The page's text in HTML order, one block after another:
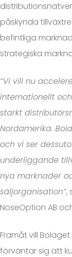
påskynda
befintliga
strategiska
“Vi vill nu
internationellt
starkt
Nordamerika.
och vi ser
underliggande
nya marknader
säljorganisation”,
NoseOption AB
Framåt vill
förväntar sig att